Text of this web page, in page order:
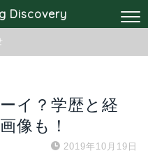
Discovery
イ？学歴と経
像も！
2019年10月19日